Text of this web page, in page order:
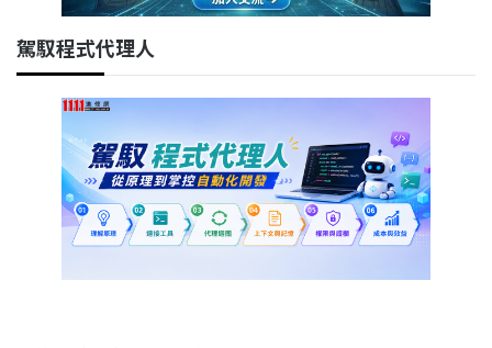
駕馭程式代理人